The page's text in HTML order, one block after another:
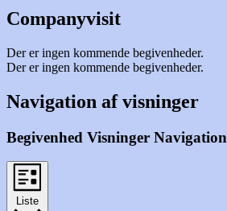
Companyvisit
Der er ingen kommende begivenheder.
Der er ingen kommende begivenheder.
Navigation af visninger
Begivenhed Visninger Navigation
Liste